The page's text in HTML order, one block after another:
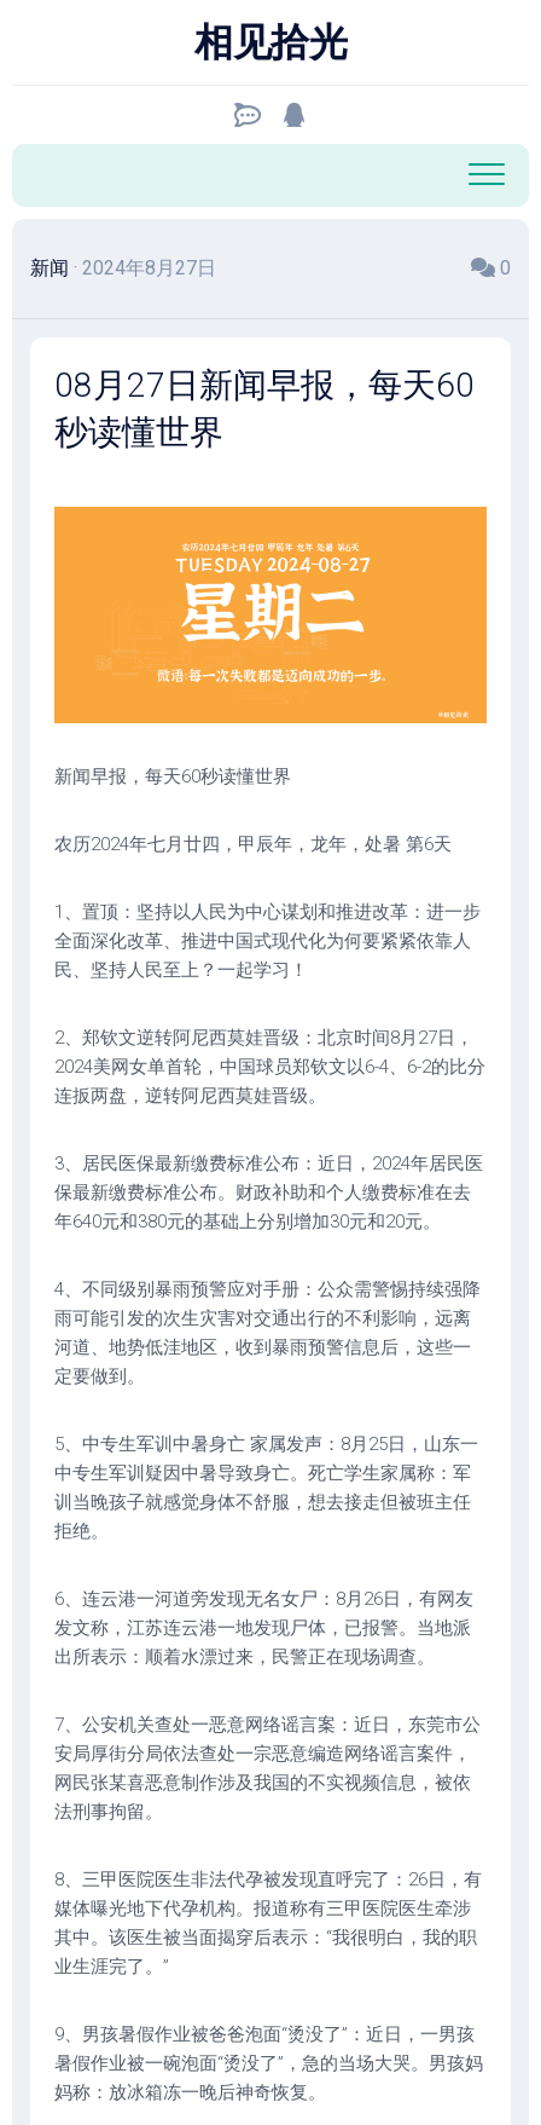
相见拾光
新闻 · 2024年8月27日 0
08月27日新闻早报，每天60
秒读懂世界
新闻早报，每天60秒读懂世界
农历2024年七月廿四，甲辰年，龙年，处暑 第6天
1、置顶：坚持以人民为中心谋划和推进改革：进一步
全面深化改革、推进中国式现代化为何要紧紧依靠人
民、坚持人民至上？一起学习！
2、郑钦文逆转阿尼西莫娃晋级：北京时间8月27日，
2024美网女单首轮，中国球员郑钦文以6-4、6-2的比分
连扳两盘，逆转阿尼西莫娃晋级。
3、居民医保最新缴费标准公布：近日，2024年居民医
保最新缴费标准公布。财政补助和个人缴费标准在去
年640元和380元的基础上分别增加30元和20元。
4、不同级别暴雨预警应对手册：公众需警惕持续强降
雨可能引发的次生灾害对交通出行的不利影响，远离
河道、地势低洼地区，收到暴雨预警信息后，这些一
定要做到。
5、中专生军训中暑身亡 家属发声：8月25日，山东一
中专生军训疑因中暑导致身亡。死亡学生家属称：军
训当晚孩子就感觉身体不舒服，想去接走但被班主任
拒绝。
6、连云港一河道旁发现无名女尸：8月26日，有网友
发文称，江苏连云港一地发现尸体，已报警。当地派
出所表示：顺着水漂过来，民警正在现场调查。
7、公安机关查处一恶意网络谣言案：近日，东莞市公
安局厚街分局依法查处一宗恶意编造网络谣言案件，
网民张某喜恶意制作涉及我国的不实视频信息，被依
法刑事拘留。
8、三甲医院医生非法代孕被发现直呼完了：26日，有
媒体曝光地下代孕机构。报道称有三甲医院医生牵涉
其中。该医生被当面揭穿后表示：“我很明白，我的职
业生涯完了。”
9、男孩暑假作业被爸爸泡面“烫没了”：近日，一男孩
暑假作业被一碗泡面“烫没了”，急的当场大哭。男孩妈
妈称：放冰箱冻一晚后神奇恢复。